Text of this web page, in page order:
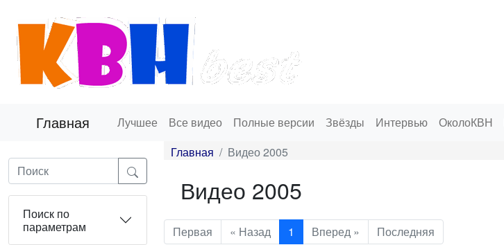
Главная Лучшее Все видео Полные версии Звёзды Интервью ОколоКВН
Поиск по
параметрам
Главная Видео 2005
Видео 2005
Первая « Назад 1 Вперед » Последняя